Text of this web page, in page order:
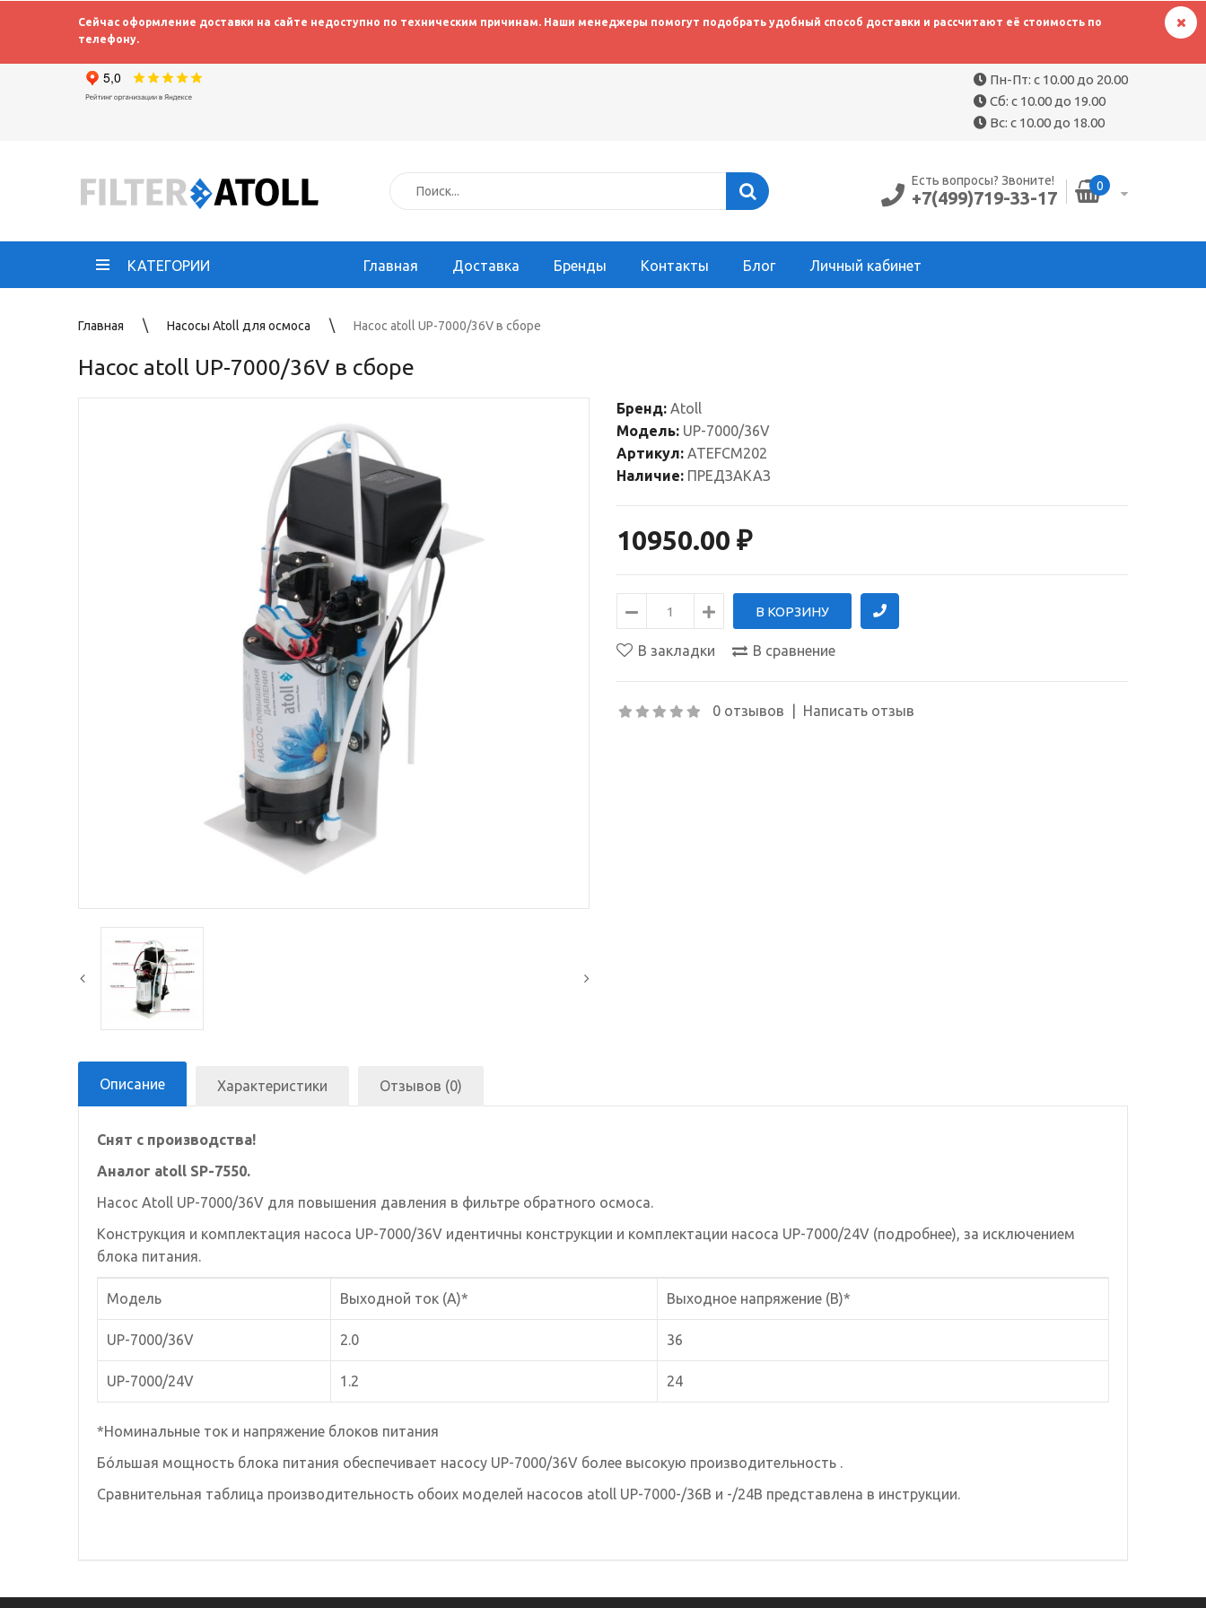
Сейчас оформление доставки на сайте недоступно по техническим причинам. Наши менеджеры помогут подобрать удобный способ доставки и рассчитают её стоимость по
телефону.
Пн-Пт: с 10.00 до 20.00
Сб: с 10.00 до 19.00
Вс: с 10.00 до 18.00
Есть вопросы? Звоните!
+7(499)719-33-17
0
КАТЕГОРИИ Главная Доставка Бренды Контакты Блог Личный кабинет
Главная Насосы Atoll для осмоса Насос atoll UP-7000/36V в сборе
Насос atoll UP-7000/36V в сборе
Бренд: Atoll
Модель: UP-7000/36V
Артикул: ATEFCM202
Наличие: ПРЕДЗАКАЗ
10950.00 ₽
В закладки В сравнение
0 отзывов Написать отзыв
Описание Характеристики Отзывов (0)
Снят с производства!
Аналог atoll SP-7550.
Насос Atoll UP-7000/36V для повышения давления в фильтре обратного осмоса.
Конструкция и комплектация насоса UP-7000/36V идентичны конструкции и комплектации насоса UP-7000/24V (подробнее), за исключением
блока питания.
Модель Выходной ток (А)* Выходное напряжение (В)*
UP-7000/36V 2.0 36
UP-7000/24V 1.2 24
*Номинальные ток и напряжение блоков питания
Бóльшая мощность блока питания обеспечивает насосу UP-7000/36V более высокую производительность .
Сравнительная таблица производительность обоих моделей насосов atoll UP-7000-/36В и -/24В представлена в инструкции.